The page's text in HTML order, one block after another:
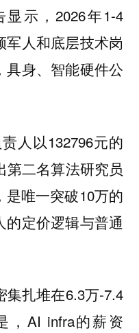
示，2026年1-4
军⼈和底层技术岗
具⾝、智能硬件公
⼈以132796元的
第⼆名算法研究员
是唯⼀突破10万的
定价逻辑与普通
集扎堆在6.3万-7.4
，AI infra的薪资